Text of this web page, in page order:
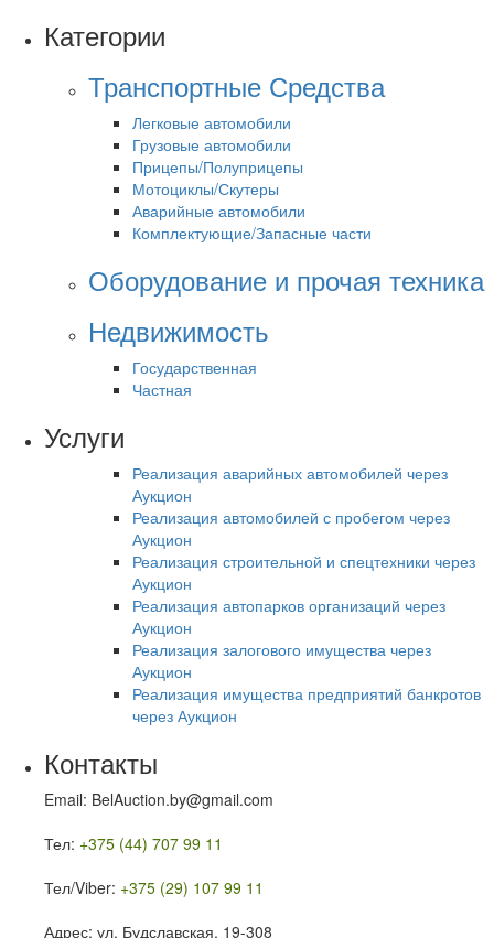
Категории
Транспортные Средства
Легковые автомобили
Грузовые автомобили
Прицепы/Полуприцепы
Мотоциклы/Скутеры
Аварийные автомобили
Комплектующие/Запасные части
Оборудование и прочая техника
Недвижимость
Государственная
Частная
Услуги
Реализация аварийных автомобилей через
Аукцион
Реализация автомобилей с пробегом через
Аукцион
Реализация строительной и спецтехники через
Аукцион
Реализация автопарков организаций через
Аукцион
Реализация залогового имущества через
Аукцион
Реализация имущества предприятий банкротов
через Аукцион
Контакты
Email: BelAuction.by@gmail.com
Тел: +375 (44) 707 99 11
Тел/Viber: +375 (29) 107 99 11
Адрес: ул. Будславская, 19-308